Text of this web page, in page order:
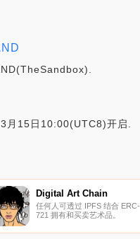
月15日10:00(UTC8)开启.
Digital Art Chain
任何人可透过 IPFS 结合 ERC-
721 拥有和买卖艺术品。